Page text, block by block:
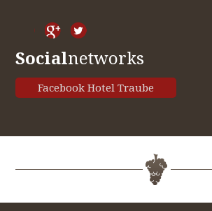
Socialnetworks
Facebook Hotel Traube